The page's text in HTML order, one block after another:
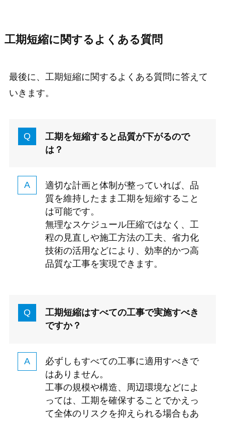
工期短縮に関するよくある質問
最後に、工期短縮に関するよくある質問に答えて
いきます。
工期を短縮すると品質が下がるので
は？
適切な計画と体制が整っていれば、品
質を維持したまま工期を短縮すること
は可能です。
無理なスケジュール圧縮ではなく、工
程の見直しや施工方法の工夫、省力化
技術の活用などにより、効率的かつ高
品質な工事を実現できます。
工期短縮はすべての工事で実施すべき
ですか？
必ずしもすべての工事に適用すべきで
はありません。
工事の規模や構造、周辺環境などによ
っては、工期を確保することでかえっ
て全体のリスクを抑えられる場合もあ